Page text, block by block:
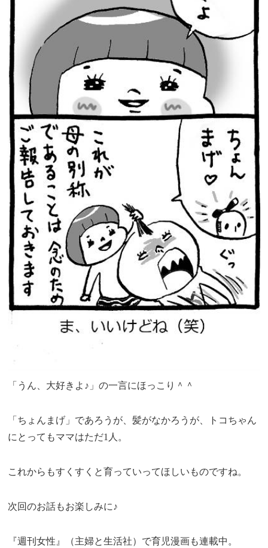
「うん、大好きよ♪」の一言にほっこり＾＾
「ちょんまげ」であろうが、髪がなかろうが、トコちゃん
にとってもママはただ1人。
これからもすくすくと育っていってほしいものですね。
次回のお話もお楽しみに♪
『週刊女性』（主婦と生活社）で育児漫画も連載中。